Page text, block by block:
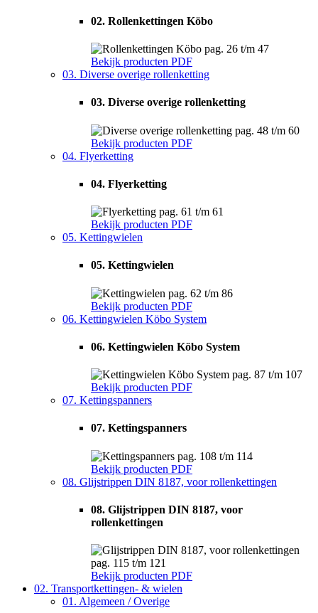
02. Rollenkettingen Köbo
pag. 26 t/m 47
Bekijk producten PDF
03. Diverse overige rollenketting
03. Diverse overige rollenketting
pag. 48 t/m 60
Bekijk producten PDF
04. Flyerketting
04. Flyerketting
pag. 61 t/m 61
Bekijk producten PDF
05. Kettingwielen
05. Kettingwielen
pag. 62 t/m 86
Bekijk producten PDF
06. Kettingwielen Köbo System
06. Kettingwielen Köbo System
pag. 87 t/m 107
Bekijk producten PDF
07. Kettingspanners
07. Kettingspanners
pag. 108 t/m 114
Bekijk producten PDF
08. Glijstrippen DIN 8187, voor rollenkettingen
08. Glijstrippen DIN 8187, voor
rollenkettingen
pag. 115 t/m 121
Bekijk producten PDF
02. Transportkettingen- & wielen
01. Algemeen / Overige